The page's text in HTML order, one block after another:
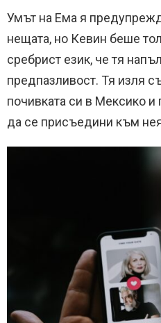
Умът на Ема я
нещата, но Кевин беше
сребрист език, че тя
предпазливост. Тя изля
почивката си в Мексико и
да се присъедини към